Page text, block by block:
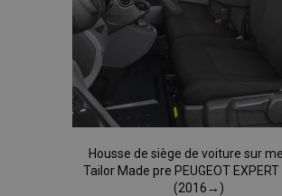
Housse de siège de voiture sur
Tailor Made pre PEUGEOT EXPERT
(2016→)